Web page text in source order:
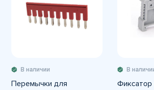
В наличии
Перемычки для
В
Фиксатор